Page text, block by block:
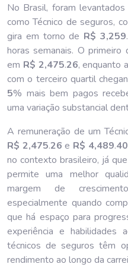
No Brasil, foram levantados
como Técnico de seguros,
gira em torno de R$ 3,259.
horas semanais. O primeiro
em R$ 2,475.26, enquanto
com o terceiro quartil
5% mais bem pagos
uma variação substancial
A remuneração de um
R$ 2,475.26 e R$ 4,489.40
no contexto brasileiro, já
permite uma melhor
margem de
especialmente quando
que há espaço para
experiência e habilidades
técnicos de seguros têm
rendimento ao longo da